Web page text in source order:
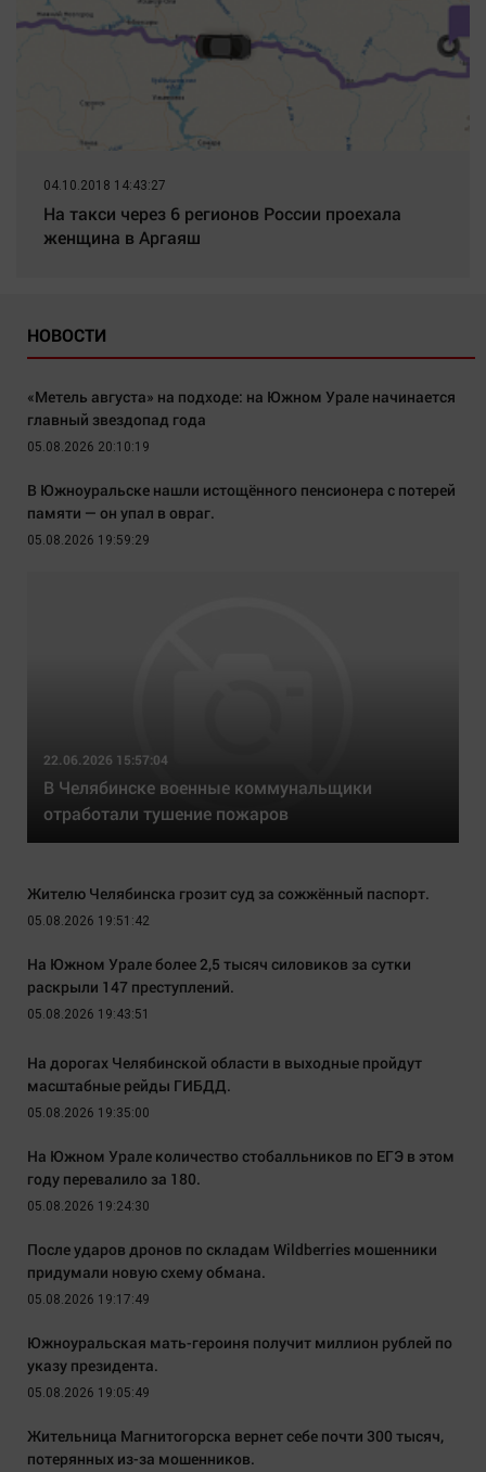
04.10.2018 14:43:27
На такси через 6 регионов России проехала
женщина в Аргаяш
НОВОСТИ
«Метель августа» на подходе: на Южном Урале начинается
главный звездопад года
05.08.2026 20:10:19
В Южноуральске нашли истощённого пенсионера с потерей
памяти — он упал в овраг.
05.08.2026 19:59:29
22.06.2026 15:57:04
В Челябинске военные коммунальщики
отработали тушение пожаров
Жителю Челябинска грозит суд за сожжённый паспорт.
05.08.2026 19:51:42
На Южном Урале более 2,5 тысяч силовиков за сутки
раскрыли 147 преступлений.
05.08.2026 19:43:51
На дорогах Челябинской области в выходные пройдут
масштабные рейды ГИБДД.
05.08.2026 19:35:00
На Южном Урале количество стобалльников по ЕГЭ в этом
году перевалило за 180.
05.08.2026 19:24:30
После ударов дронов по складам Wildberries мошенники
придумали новую схему обмана.
05.08.2026 19:17:49
Южноуральская мать-героиня получит миллион рублей по
указу президента.
05.08.2026 19:05:49
Жительница Магнитогорска вернет себе почти 300 тысяч,
потерянных из-за мошенников.